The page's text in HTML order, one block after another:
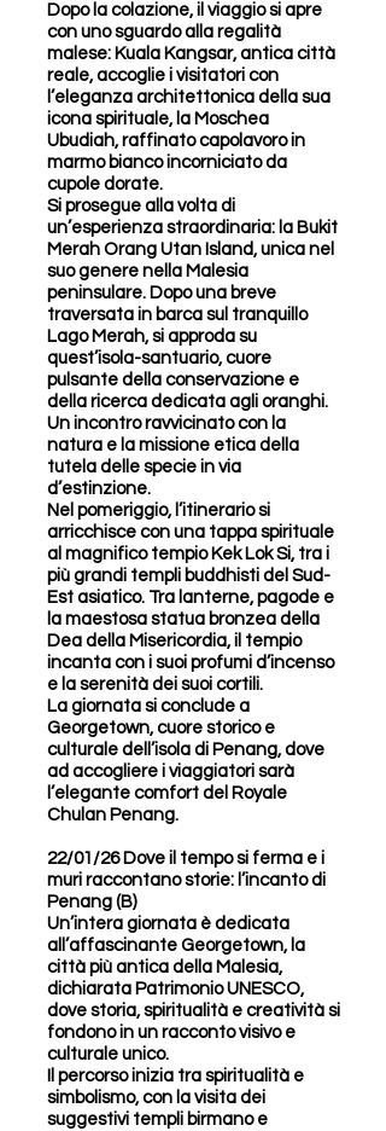
Dopo la colazione, il viaggio si apre
con uno sguardo alla regalità
malese: Kuala Kangsar, antica città
reale, accoglie i visitatori con
l’eleganza architettonica della sua
icona spirituale, la Moschea
Ubudiah, raffinato capolavoro in
marmo bianco incorniciato da
cupole dorate.
Si prosegue alla volta di
un’esperienza straordinaria: la Bukit
Merah Orang Utan Island, unica nel
suo genere nella Malesia
peninsulare. Dopo una breve
traversata in barca sul tranquillo
Lago Merah, si approda su
quest’isola-santuario, cuore
pulsante della conservazione e
della ricerca dedicata agli oranghi.
Un incontro ravvicinato con la
natura e la missione etica della
tutela delle specie in via
d’estinzione.
Nel pomeriggio, l’itinerario si
arricchisce con una tappa spirituale
al magnifico tempio Kek Lok Si, tra i
più grandi templi buddhisti del Sud-
Est asiatico. Tra lanterne, pagode e
la maestosa statua bronzea della
Dea della Misericordia, il tempio
incanta con i suoi profumi d’incenso
e la serenità dei suoi cortili.
La giornata si conclude a
Georgetown, cuore storico e
culturale dell’isola di Penang, dove
ad accogliere i viaggiatori sarà
l’elegante comfort del Royale
Chulan Penang.
22/01/26 Dove il tempo si ferma e i
muri raccontano storie: l’incanto di
Penang (B)
Un’intera giornata è dedicata
all’affascinante Georgetown, la
città più antica della Malesia,
dichiarata Patrimonio UNESCO,
dove storia, spiritualità e creatività si
fondono in un racconto visivo e
culturale unico.
Il percorso inizia tra spiritualità e
simbolismo, con la visita dei
suggestivi templi birmano e